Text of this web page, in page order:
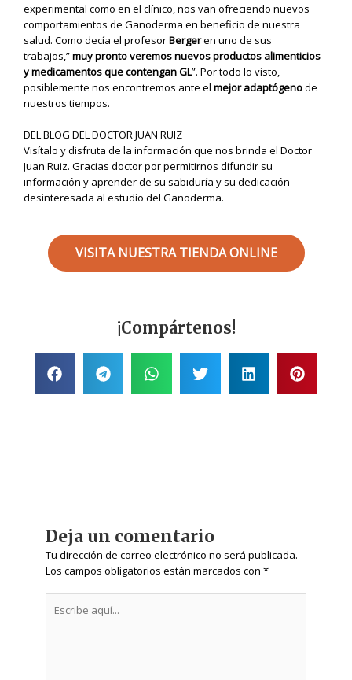
experimental como en el clínico, nos van ofreciendo nuevos
comportamientos de Ganoderma en beneficio de nuestra
salud. Como decía el profesorBergeren uno de sus
trabajos,”muy pronto veremos nuevos productos alimenticios
y medicamentos que contengan GL”. Por todo lo visto,
posiblemente nos encontremos ante elmejor adaptógenode
nuestros tiempos.
DEL BLOG DEL DOCTOR JUAN RUIZ
Visítalo y disfruta de la información que nos brinda el Doctor
Juan Ruiz. Gracias doctor por permitirnos difundir su
información y aprender de su sabiduría y su dedicación
desinteresada al estudio del Ganoderma.
VISITA NUESTRA TIENDA ONLINE
¡Compártenos!
Deja un comentario
Tu dirección de correo electrónico no será publicada.
Los campos obligatorios están marcados con *
aquí...